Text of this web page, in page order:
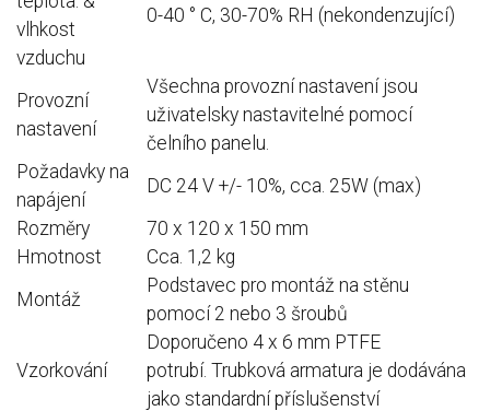
vlhkost
vzduchu
0-40 ° C, 30-70% RH (nekondenzující)
Provozní
nastavení
Všechna provozní nastavení jsou
uživatelsky nastavitelné pomocí
čelního panelu.
Požadavky na
napájení
DC 24 V +/- 10%, cca. 25W (max)
Rozměry
70 x 120 x 150 mm
Hmotnost
Cca. 1,2 kg
Montáž
Podstavec pro montáž na stěnu
pomocí 2 nebo 3 šroubů
Vzorkování
Doporučeno 4 x 6 mm PTFE
potrubí. Trubková armatura je dodávána
jako standardní příslušenství